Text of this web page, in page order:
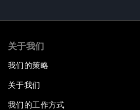
关于我们
我们的策略
关于我们
我们的工作方式